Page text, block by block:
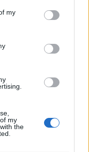
my
my
the
a
tartós jólétét.